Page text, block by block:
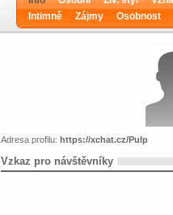
Intimně
Zájmy Osobnost
Adresa profilu: https://xchat.cz/Pulp
Vzkaz pro návštěvníky